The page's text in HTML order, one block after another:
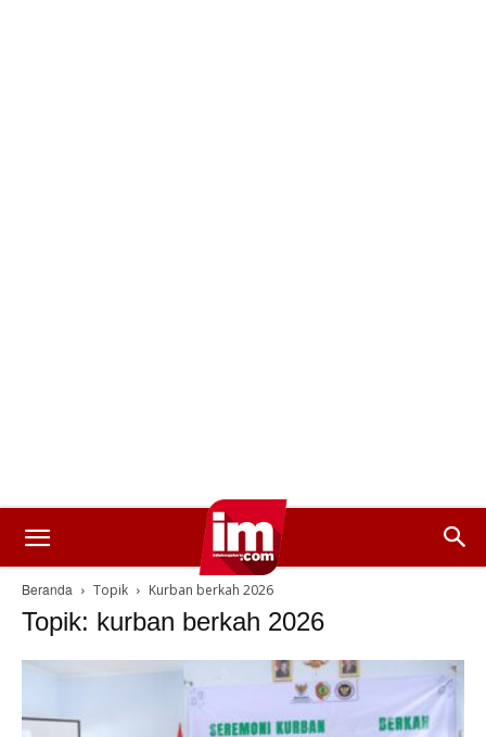
Beranda Topik Kurban berkah 2026
Topik: kurban berkah 2026